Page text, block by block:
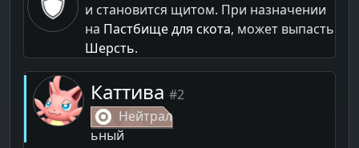
и становится щитом. При назначении
на Пастбище для скота, может выпасть
Шерсть.
Каттива #2
Нейтрал
ьный